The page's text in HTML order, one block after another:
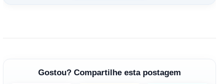
Gostou? Compartilhe esta postagem